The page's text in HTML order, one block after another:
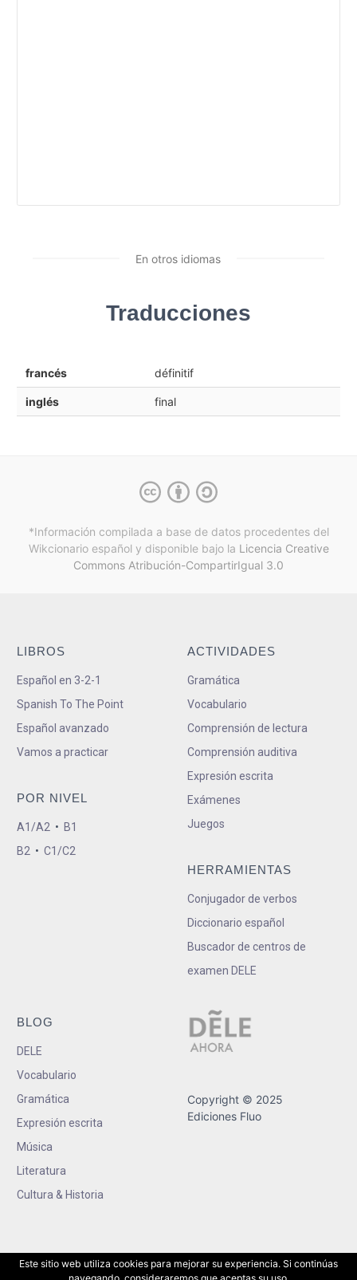
En otros idiomas
Traducciones
francés définitif
inglés final
*Información compilada a base de datos procedentes del
Wikcionario español y disponible bajo la Licencia Creative
Commons Atribución-CompartirIgual 3.0
LIBROS
Español en 3-2-1
Spanish To The Point
Español avanzado
Vamos a practicar
POR NIVEL
A1/A2 • B1
B2 • C1/C2
ACTIVIDADES
Gramática
Vocabulario
Comprensión de lectura
Comprensión auditiva
Expresión escrita
Exámenes
Juegos
HERRAMIENTAS
Conjugador de verbos
Diccionario español
Buscador de centros de
examen DELE
BLOG
DELE
Vocabulario
Gramática
Expresión escrita
Música
Literatura
Cultura & Historia
Copyright © 2025
Ediciones Fluo
Este sitio web utiliza cookies para mejorar su experiencia. Si continúas